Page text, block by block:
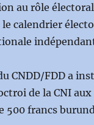
au rôle
calendrier
CNDD/FDD a
de la CNI
500 francs